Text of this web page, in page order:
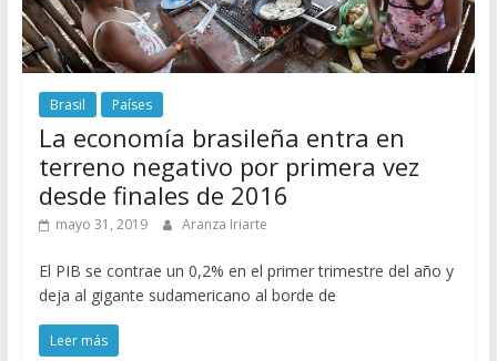
Brasil Países
La economía brasileña entra en
terreno negativo por primera vez
desde finales de 2016
mayo 31, 2019 Aranza Iriarte
El PIB se contrae un 0,2% en el primer trimestre del año y
deja al gigante sudamericano al borde de
Leer más